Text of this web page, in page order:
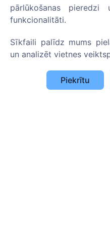
pārlūkošanas pieredzi
funkcionalitāti.
Sīkfaili palīdz mums
un analizēt vietnes
Piekrītu